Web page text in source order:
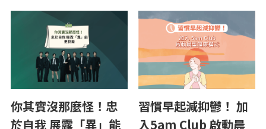
你其實沒那麼怪！忠
於自我 展露「異」能
習慣早起減抑鬱！ 加
入5am Club 啟動晨